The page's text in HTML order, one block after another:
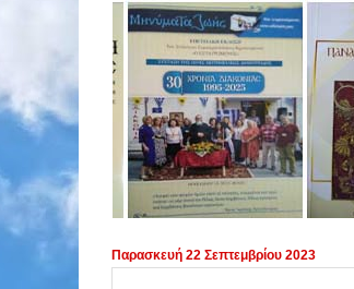
ΠΕΡΙΟΔΟΣ 2023 - 2024
ΠΕΡΙΟΔΟΣ 2022 - 2023
ΠΕΡΙΟΔΟΣ 2021 - 2022
ΠΕΡΙΟΔΟΣ 2020 - 2021
Παρασκευή 22 Σεπτεμβρίου 2023